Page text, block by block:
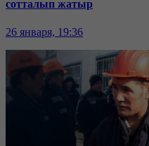
сотталып жатыр
26 января, 19:36